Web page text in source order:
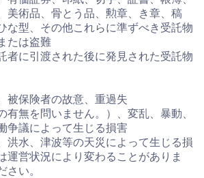
美術品、骨とう品、勲章、き章、稿
な型、その他これらに準ずべき受託物
たは盗難
者に引渡された後に発見された受託物
被保険者の故意、重過失
有無を問いません。）、変乱、暴動、
争議によって生じる損害
洪水、津波等の天災によって生じる損
営状況により変わることがありま
さい。